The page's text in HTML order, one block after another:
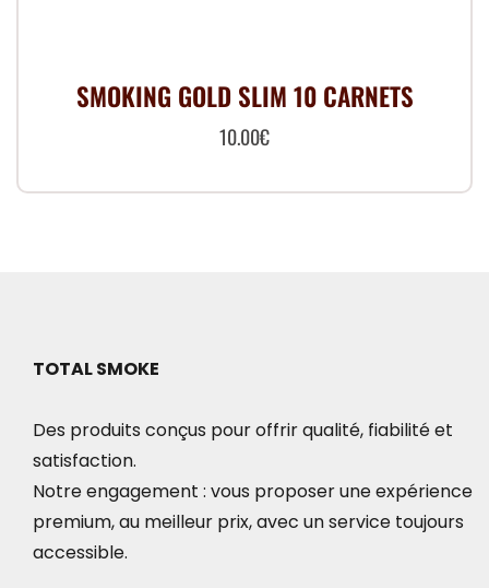
SMOKING GOLD SLIM 10 CARNETS
10.00€
TOTAL SMOKE
Des produits conçus pour offrir qualité, fiabilité et
satisfaction.
Notre engagement : vous proposer une expérience
premium, au meilleur prix, avec un service toujours
accessible.